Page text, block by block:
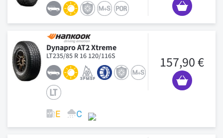
Dynapro AT2 Xtreme
LT235/85 R 16 120/116S 157,90 €